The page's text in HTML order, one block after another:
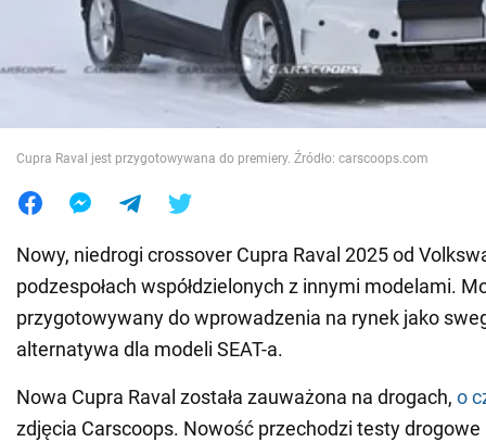
Jedzenie
Cupra Raval jest przygotowywana do premiery. Źródło: carscoops.com
Nowy, niedrogi crossover Cupra Raval 2025 od
podzespołach współdzielonych z innymi modelami.
przygotowywany do wprowadzenia na rynek jako
alternatywa dla modeli SEAT-a.
Nowa Cupra Raval została zauważona na drogach, o
zdjęcia Carscoops. Nowość przechodzi testy